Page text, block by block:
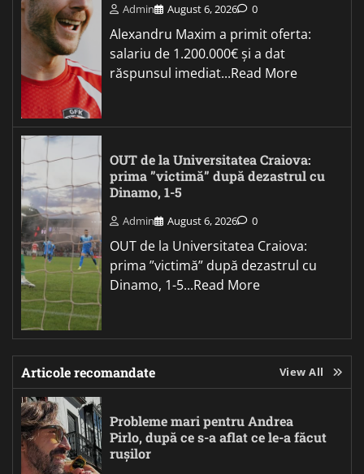
Admin August 6, 2026 0
Alexandru Maxim a primit oferta:
salariu de 1.200.000€ și a dat
răspunsul imediat...Read More
OUT de la Universitatea Craiova:
prima ”victimă” după dezastrul cu
Dinamo, 1-5
Admin August 6, 2026 0
OUT de la Universitatea Craiova:
prima ”victimă” după dezastrul cu
Dinamo, 1-5...Read More
Articole recomandate View All
Probleme mari pentru Andrea
Pirlo, după ce s-a aflat ce le-a făcut
rușilor